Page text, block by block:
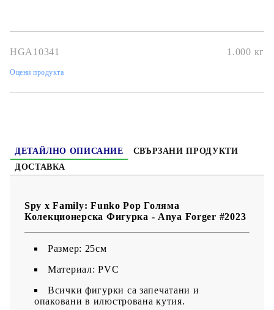
сАня енергия!
HGA10341 1.000 кг
Оцени продукта
ДЕТАЙЛНО ОПИСАНИЕ
СВЪРЗАНИ ПРОДУКТИ
ДОСТАВКА
Spy x Family: Funko Pop Голяма
Колекционерска Фигурка - Anya Forger #2023
Размер: 25см
Материал: PVC
Всички фигурки са запечатани и
опаковани в илюстрована кутия.